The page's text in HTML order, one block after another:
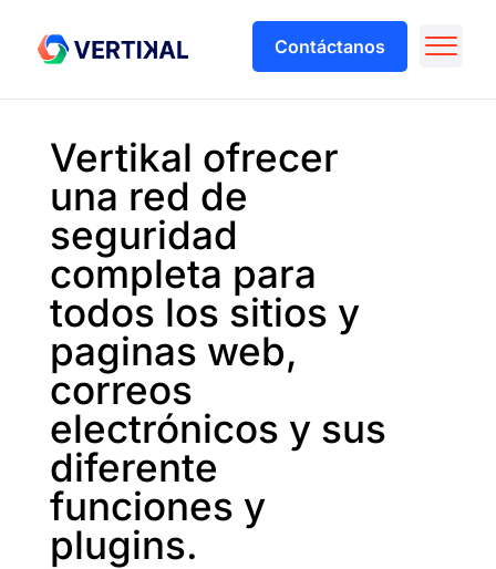
Contáctanos
Vertikal ofrecer
una red de
seguridad
completa para
todos los sitios y
paginas web,
correos
electrónicos y sus
diferente
funciones y
plugins.